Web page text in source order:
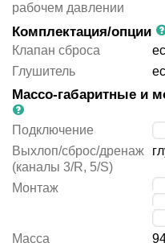
рабочем давлении
Комплектация/опции
Клапан сброса
Глушитель
Массо-габаритные и
Подключение
Выхлоп/сброс/дренаж
(каналы 3/R, 5/S)
Монтаж
Масса